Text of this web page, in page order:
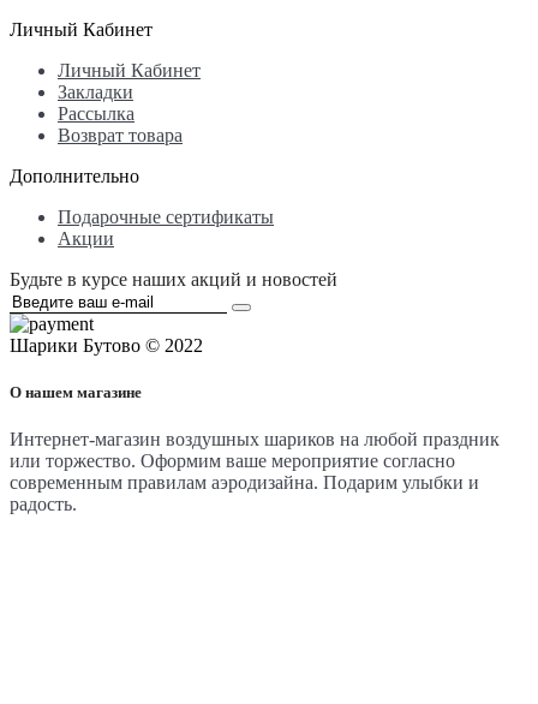
Личный Кабинет
Личный Кабинет
Закладки
Рассылка
Возврат товара
Дополнительно
Подарочные сертификаты
Акции
Будьте в курсе наших акций и новостей
Шарики Бутово © 2022
О нашем магазине
Интернет-магазин воздушных шариков на любой праздник
или торжество. Оформим ваше мероприятие согласно
современным правилам аэродизайна. Подарим улыбки и
радость.